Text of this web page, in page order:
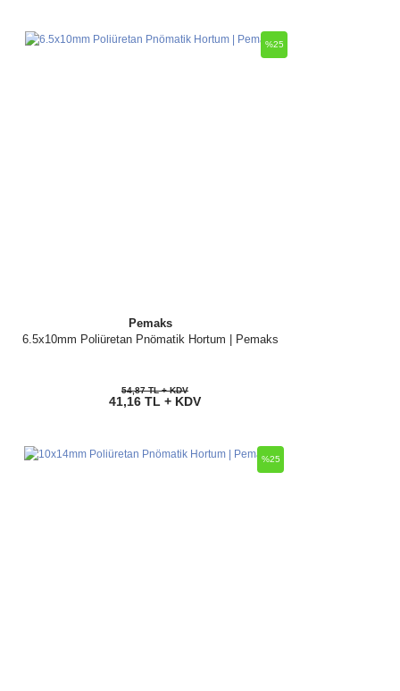
Pemaks
6.5x10mm Poliüretan Pnömatik Hortum | Pemaks
%25
54,87 TL + KDV
41,16 TL + KDV
%25